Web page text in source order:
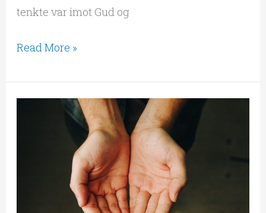
tenkte var imot Gud og
Read More »